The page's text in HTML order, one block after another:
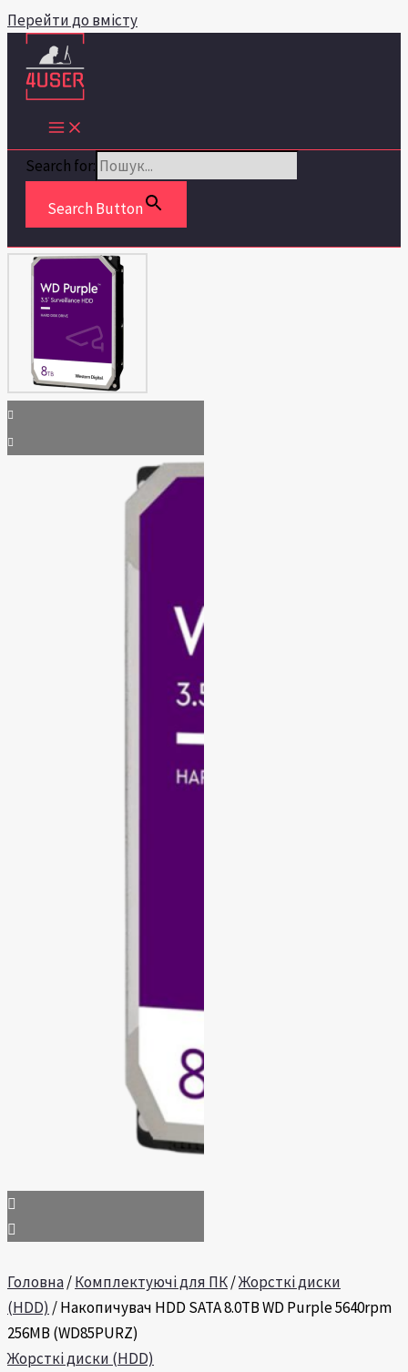
Перейти до вмісту
Search for:
Search Button
Головна/Комплектуючі для ПК/Жорсткі диски
(HDD) / Накопичувач HDD SATA 8.0TB WD Purple 5640rpm
256MB (WD85PURZ)
Жорсткі диски (HDD)